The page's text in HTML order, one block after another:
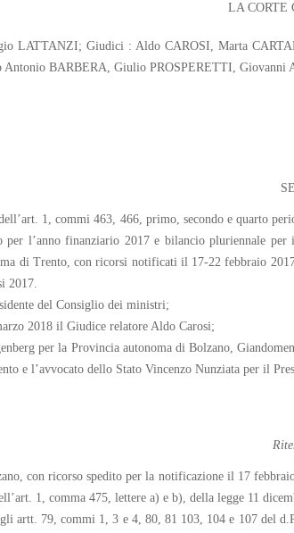
LA CORTE
LATTANZI; Giudici : Aldo CAROSI, Marta
BARBERA, Giulio PROSPERETTI, Giovanni
1, commi 463, 466, primo, secondo e quarto
l’anno finanziario 2017 e bilancio pluriennale
di Trento, con ricorsi notificati il 17-22 febbraio
2017.
del Consiglio dei ministri;
2018 il Giudice relatore Aldo Carosi;
per la Provincia autonoma di Bolzano,
e l’avvocato dello Stato Vincenzo Nunziata per il
con ricorso spedito per la notificazione il 17
1, comma 475, lettere a) e b), della legge 11
artt. 79, commi 1, 3 e 4, 80, 81 103, 104 e 107 del